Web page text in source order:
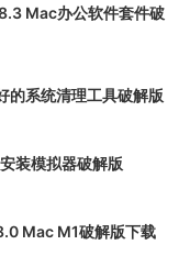
Mac办公软件套件破
系统清理工具破解版
装模拟器破解版
Mac M1破解版下载